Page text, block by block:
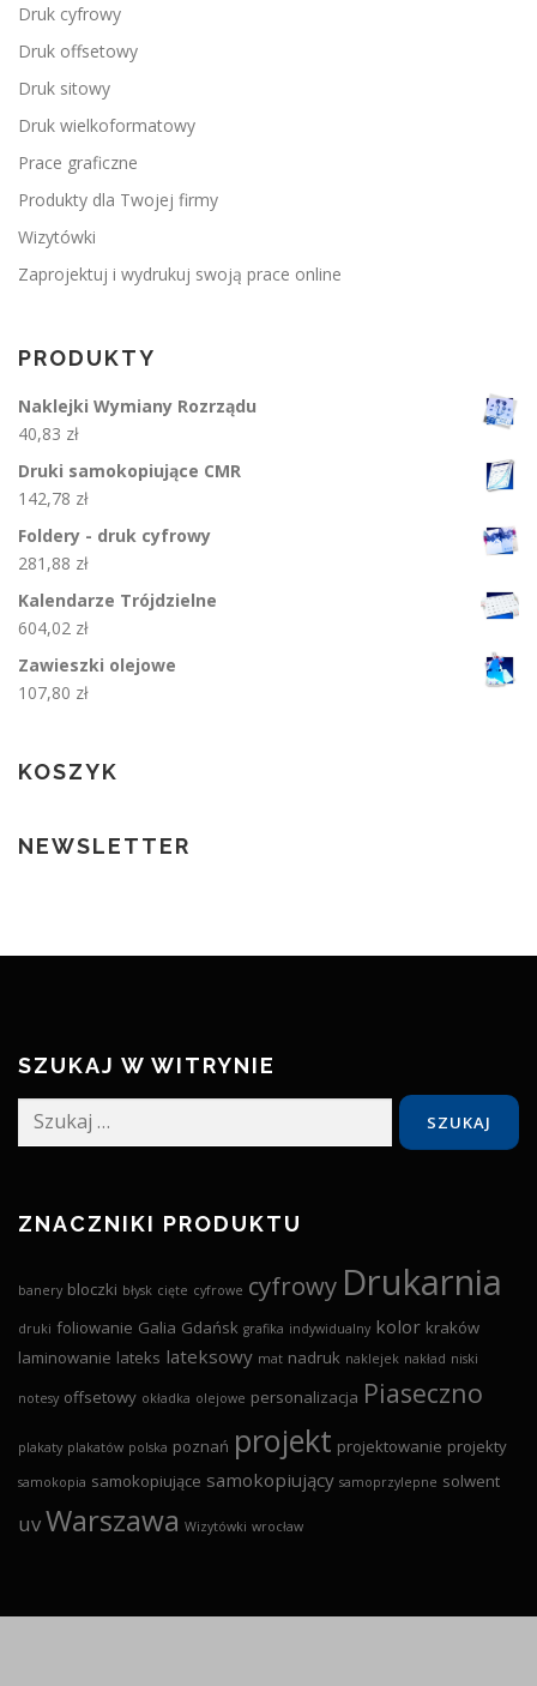
Druk cyfrowy
Druk offsetowy
Druk sitowy
Druk wielkoformatowy
Prace graficzne
Produkty dla Twojej firmy
Wizytówki
Zaprojektuj i wydrukuj swoją prace online
PRODUKTY
Naklejki Wymiany Rozrządu
40,83 zł
Druki samokopiujące CMR
142,78 zł
Foldery - druk cyfrowy
281,88 zł
Kalendarze Trójdzielne
604,02 zł
Zawieszki olejowe
107,80 zł
KOSZYK
NEWSLETTER
SZUKAJ W WITRYNIE
Szukaj:
ZNACZNIKI PRODUKTU
banery bloczki błysk cięte cyfrowe cyfrowy Drukarnia
druki foliowanie Galia Gdańsk grafika indywidualny kolor kraków
laminowanie lateks lateksowy mat nadruk naklejek nakład niski
notesy offsetowy okładka olejowe personalizacja Piaseczno
plakaty plakatów polska poznań projekt projektowanie projekty
samokopia samokopiujące samokopiujący samoprzylepne solwent
uvWarszawa Wizytówki wrocław